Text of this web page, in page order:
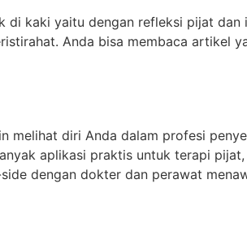
di kaki yaitu dengan refleksi pijat
Anda bisa membaca artikel
diri Anda dalam profesi
aplikasi praktis untuk terapi
dengan dokter dan perawat